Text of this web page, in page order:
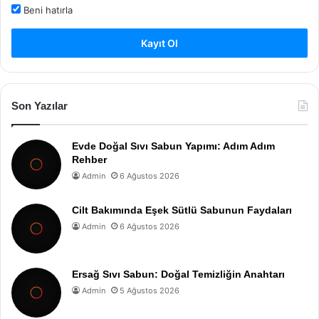
Beni hatırla
Kayıt Ol
Son Yazılar
Evde Doğal Sıvı Sabun Yapımı: Adım Adım
Rehber
Admin 6 Ağustos 2026
Cilt Bakımında Eşek Sütlü Sabunun Faydaları
Admin 6 Ağustos 2026
Ersağ Sıvı Sabun: Doğal Temizliğin Anahtarı
Admin 5 Ağustos 2026